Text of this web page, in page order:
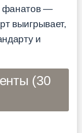
фанатов —
выигрывает,
и
(30